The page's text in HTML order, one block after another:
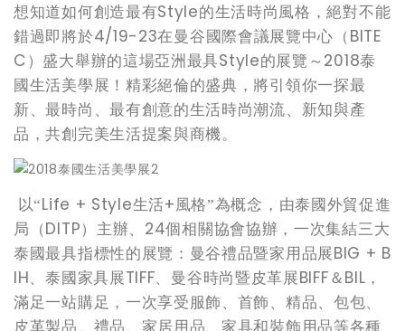
想知道如何創造最有Style的生活時尚風格，絕對不能
錯過即將於4/19-23在曼谷國際會議展覽中心（ BITE
C ）盛大舉辦的這場亞洲最具Style的展覽～ 2018泰
國生活美學展！精彩絕倫的盛典，將引領你一探最
新、最時尚、最有創意的生活時尚潮流、新知與產
品，共創完美生活提案與商機。
以“Life + Style生活+風格”為概念，由泰國外貿促進
局（ DITP ）主辦、 24個相關協會協辦，一次集結三大
泰國最具指標性的展覽：曼谷禮品暨家用品展BIG + B
IH、泰國家具展TIFF、曼谷時尚暨皮革展BIFF ＆ BIL ，
滿足一站購足，一次享受服飾、首飾、精品、包包、
皮革製品、禮品、家居用品、家具和裝飾用品等各種